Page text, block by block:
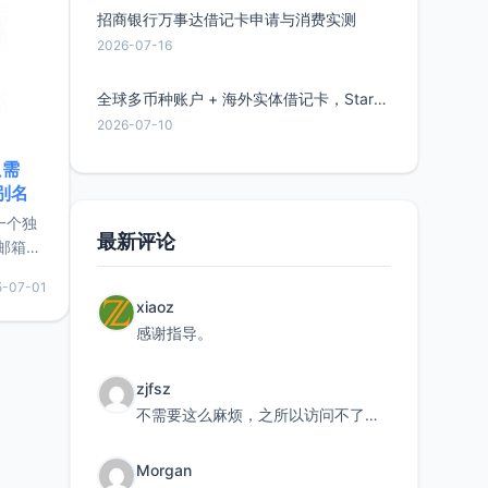
名
个独
箱等
较有
惠的
07-01
招商银行万事达借记卡申请与消费实测
2026-07-16
全球多币种账户 + 海外实体借记卡，Starryblu开户教程与注意事项
2026-07-10
最新评论
xiaoz
感谢指导。
zjfsz
不需要这么麻烦，之所以访问不了，是由于非对称路由的问题，在爱快主路由添加一条静态路由192.168.
Morgan